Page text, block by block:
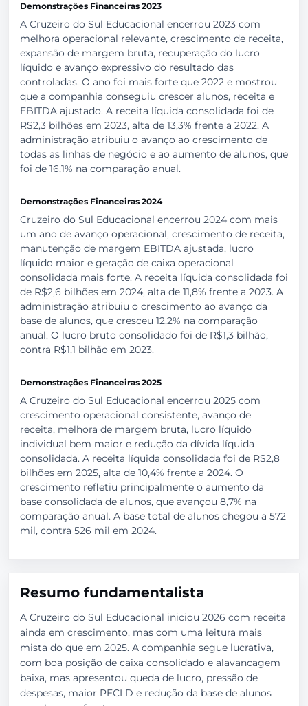
Demonstrações Financeiras 2023
A Cruzeiro do Sul Educacional encerrou 2023 com
melhora operacional relevante, crescimento de receita,
expansão de margem bruta, recuperação do lucro
líquido e avanço expressivo do resultado das
controladas. O ano foi mais forte que 2022 e mostrou
que a companhia conseguiu crescer alunos, receita e
EBITDA ajustado. A receita líquida consolidada foi de
R$2,3 bilhões em 2023, alta de 13,3% frente a 2022. A
administração atribuiu o avanço ao crescimento de
todas as linhas de negócio e ao aumento de alunos, que
foi de 16,1% na comparação anual.
Demonstrações Financeiras 2024
Cruzeiro do Sul Educacional encerrou 2024 com mais
um ano de avanço operacional, crescimento de receita,
manutenção de margem EBITDA ajustada, lucro
líquido maior e geração de caixa operacional
consolidada mais forte. A receita líquida consolidada foi
de R$2,6 bilhões em 2024, alta de 11,8% frente a 2023. A
administração atribuiu o crescimento ao avanço da
base de alunos, que cresceu 12,2% na comparação
anual. O lucro bruto consolidado foi de R$1,3 bilhão,
contra R$1,1 bilhão em 2023.
Demonstrações Financeiras 2025
A Cruzeiro do Sul Educacional encerrou 2025 com
crescimento operacional consistente, avanço de
receita, melhora de margem bruta, lucro líquido
individual bem maior e redução da dívida líquida
consolidada. A receita líquida consolidada foi de R$2,8
bilhões em 2025, alta de 10,4% frente a 2024. O
crescimento refletiu principalmente o aumento da
base consolidada de alunos, que avançou 8,7% na
comparação anual. A base total de alunos chegou a 572
mil, contra 526 mil em 2024.
Resumo fundamentalista
A Cruzeiro do Sul Educacional iniciou 2026 com receita
ainda em crescimento, mas com uma leitura mais
mista do que em 2025. A companhia segue lucrativa,
com boa posição de caixa consolidado e alavancagem
baixa, mas apresentou queda de lucro, pressão de
despesas, maior PECLD e redução da base de alunos